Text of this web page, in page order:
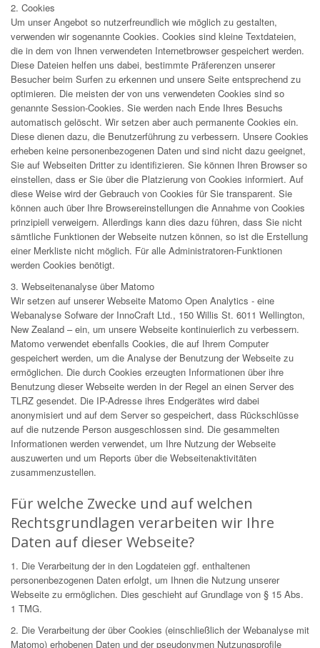
2. Cookies
Um unser Angebot so nutzerfreundlich wie möglich zu gestalten,
verwenden wir sogenannte Cookies. Cookies sind kleine Textdateien,
die in dem von Ihnen verwendeten Internetbrowser gespeichert werden.
Diese Dateien helfen uns dabei, bestimmte Präferenzen unserer
Besucher beim Surfen zu erkennen und unsere Seite entsprechend zu
optimieren. Die meisten der von uns verwendeten Cookies sind so
genannte Session-Cookies. Sie werden nach Ende Ihres Besuchs
automatisch gelöscht. Wir setzen aber auch permanente Cookies ein.
Diese dienen dazu, die Benutzerführung zu verbessern. Unsere Cookies
erheben keine personenbezogenen Daten und sind nicht dazu geeignet,
Sie auf Webseiten Dritter zu identifizieren. Sie können Ihren Browser so
einstellen, dass er Sie über die Platzierung von Cookies informiert. Auf
diese Weise wird der Gebrauch von Cookies für Sie transparent. Sie
können auch über Ihre Browsereinstellungen die Annahme von Cookies
prinzipiell verweigern. Allerdings kann dies dazu führen, dass Sie nicht
sämtliche Funktionen der Webseite nutzen können, so ist die Erstellung
einer Merkliste nicht möglich. Für alle Administratoren-Funktionen
werden Cookies benötigt.
3. Webseitenanalyse über Matomo
Wir setzen auf unserer Webseite Matomo Open Analytics - eine
Webanalyse Sofware der InnoCraft Ltd., 150 Willis St. 6011 Wellington,
New Zealand – ein, um unsere Webseite kontinuierlich zu verbessern.
Matomo verwendet ebenfalls Cookies, die auf Ihrem Computer
gespeichert werden, um die Analyse der Benutzung der Webseite zu
ermöglichen. Die durch Cookies erzeugten Informationen über ihre
Benutzung dieser Webseite werden in der Regel an einen Server des
TLRZ gesendet. Die IP-Adresse ihres Endgerätes wird dabei
anonymisiert und auf dem Server so gespeichert, dass Rückschlüsse
auf die nutzende Person ausgeschlossen sind. Die gesammelten
Informationen werden verwendet, um Ihre Nutzung der Webseite
auszuwerten und um Reports über die Webseitenaktivitäten
zusammenzustellen.
Für welche Zwecke und auf welchen
Rechtsgrundlagen verarbeiten wir Ihre
Daten auf dieser Webseite?
1. Die Verarbeitung der in den Logdateien ggf. enthaltenen
personenbezogenen Daten erfolgt, um Ihnen die Nutzung unserer
Webseite zu ermöglichen. Dies geschieht auf Grundlage von § 15 Abs.
1 TMG.
2. Die Verarbeitung der über Cookies (einschließlich der Webanalyse mit
Matomo) erhobenen Daten und der pseudonymen Nutzungsprofile